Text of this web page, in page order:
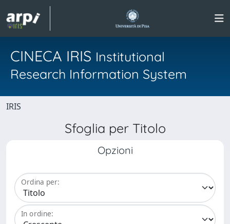
CINECA IRIS Institutional
Research Information System
IRIS
Sfoglia per Titolo
Opzioni
Ordina per:
In ordine: